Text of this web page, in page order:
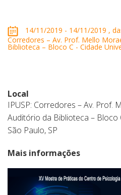
14/11/2019 - 14/11/2019 ,
Corredores – Av. Prof. Mello
Biblioteca – Bloco C - Cidade
Local
IPUSP: Corredores – Av. Prof.
Auditório da Biblioteca – Bloco
São Paulo, SP
Mais informações